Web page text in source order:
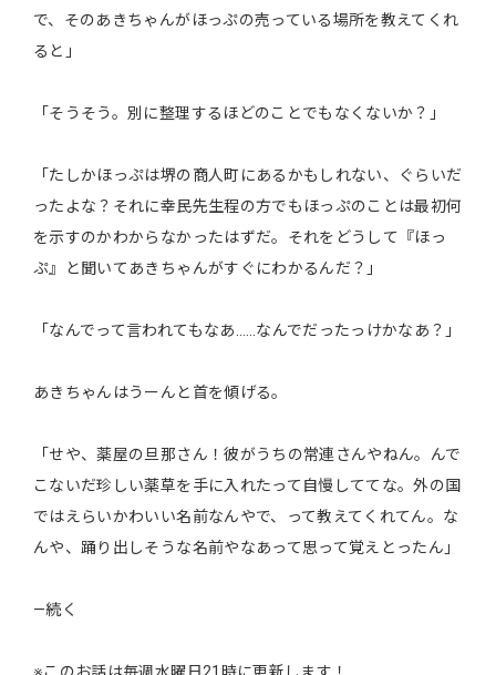
で、そのあきちゃんがほっぷの売っている場所を教えてくれ
ると」
「そうそう。別に整理するほどのことでもなくないか？」
「たしかほっぷは堺の商人町にあるかもしれない、ぐらいだ
ったよな？それに幸民先生程の方でもほっぷのことは最初何
を示すのかわからなかったはずだ。それをどうして『ほっ
ぷ』と聞いてあきちゃんがすぐにわかるんだ？」
「なんでって言われてもなあ……なんでだったっけかなあ？」
あきちゃんはうーんと首を傾げる。
「せや、薬屋の旦那さん！彼がうちの常連さんやねん。んで
こないだ珍しい薬草を手に入れたって自慢しててな。外の国
ではえらいかわいい名前なんやで、って教えてくれてん。な
んや、踊り出しそうな名前やなあって思って覚えとったん」
―続く